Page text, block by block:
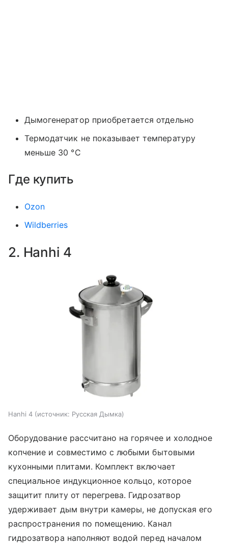
Дымогенератор приобретается отдельно
Термодатчик не показывает температуру
меньше 30 °С
Где купить
Ozon
Wildberries
2. Hanhi 4
Hanhi 4 источник: Русская Дымка
Оборудование рассчитано на горячее и холодное
копчение и совместимо с любыми бытовыми
кухонными плитами. Комплект включает
специальное индукционное кольцо, которое
защитит плиту от перегрева. Гидрозатвор
удерживает дым внутри камеры, не допуская его
распространения по помещению. Канал
гидрозатвора наполняют водой перед началом